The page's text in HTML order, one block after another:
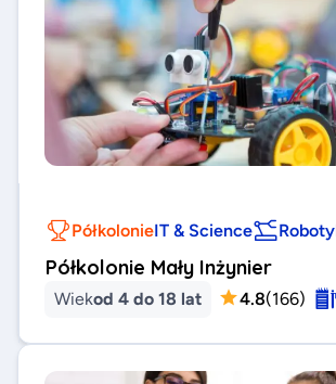
PółkolonieIT & Science
Półkolonie Mały Inżynier
Wiekod 4 do 18 lat 4.8(166)